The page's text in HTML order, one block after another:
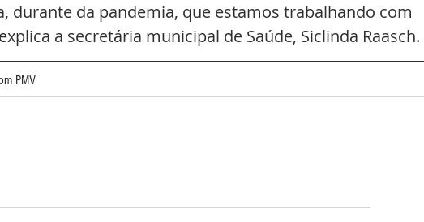
durante da pandemia, que estamos trabalhando com
a secretária municipal de Saúde, Siclinda Raasch.
PMV